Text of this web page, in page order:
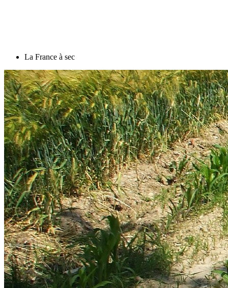
La France à sec